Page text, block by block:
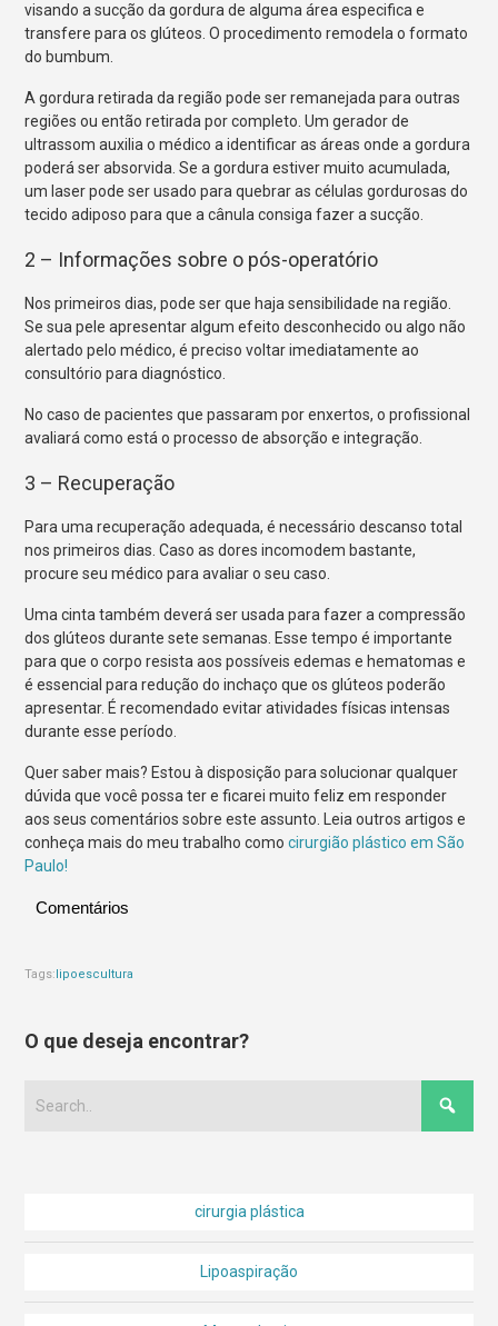
visando a sucção da gordura de alguma área especifica e
transfere para os glúteos. O procedimento remodela o formato
do bumbum.
A gordura retirada da região pode ser remanejada para outras
regiões ou então retirada por completo. Um gerador de
ultrassom auxilia o médico a identificar as áreas onde a gordura
poderá ser absorvida. Se a gordura estiver muito acumulada,
um laser pode ser usado para quebrar as células gordurosas do
tecido adiposo para que a cânula consiga fazer a sucção.
2 – Informações sobre o pós-operatório
Nos primeiros dias, pode ser que haja sensibilidade na região.
Se sua pele apresentar algum efeito desconhecido ou algo não
alertado pelo médico, é preciso voltar imediatamente ao
consultório para diagnóstico.
No caso de pacientes que passaram por enxertos, o profissional
avaliará como está o processo de absorção e integração.
3 – Recuperação
Para uma recuperação adequada, é necessário descanso total
nos primeiros dias. Caso as dores incomodem bastante,
procure seu médico para avaliar o seu caso.
Uma cinta também deverá ser usada para fazer a compressão
dos glúteos durante sete semanas. Esse tempo é importante
para que o corpo resista aos possíveis edemas e hematomas e
é essencial para redução do inchaço que os glúteos poderão
apresentar. É recomendado evitar atividades físicas intensas
durante esse período.
Quer saber mais? Estou à disposição para solucionar qualquer
dúvida que você possa ter e ficarei muito feliz em responder
aos seus comentários sobre este assunto. Leia outros artigos e
conheça mais do meu trabalho comocirurgião plástico em São
Paulo!
Comentários
Tags: lipoescultura
O que deseja encontrar?
cirurgia plástica
Lipoaspiração